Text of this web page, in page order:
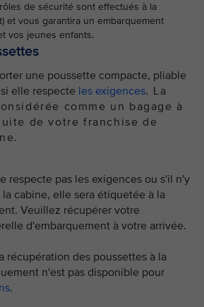
de sécurité sont effectués à la
et vous garantira un embarquement
vos jeunes enfants.
une poussette compacte, pliable
elle respecte les exigences. La
comme un bagage à
de votre franchise de
respecte pas les exigences ou s'il n'y
la cabine, elle sera étiquetée à la
Veuillez récupérer votre
d'embarquement à votre arrivée.
récupération des poussettes à la
n'est pas disponible pour
.